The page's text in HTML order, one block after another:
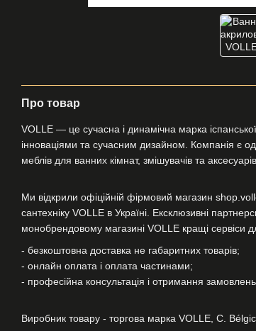
Про товар
VOLLE — це сучасна і динамічна марка
інноваціями та сучасним дизайном. Компанія є
меблів для ванних кімнат, змішувачів та аксесуарів.
Ми відкрили офіційній фірмовий магазин
сантехніку VOLLE в Україні. Ексклюзивні
монобрендовому магазині VOLLE кращі сервіси
- безкоштовна доставка не габаритних товарів;
- онлайн оплата і оплата частинами;
- професійна консультація і отримання
Виробник товару - торгова марка VOLLE, C.